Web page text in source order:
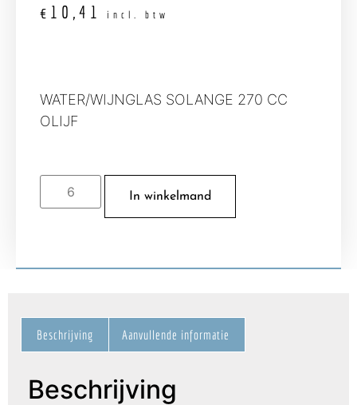
€ 10,41 incl. btw
WATER/WIJNGLAS SOLANGE 270 CC
OLIJF
In winkelmand
Beschrijving Aanvullende informatie
Beschrijving